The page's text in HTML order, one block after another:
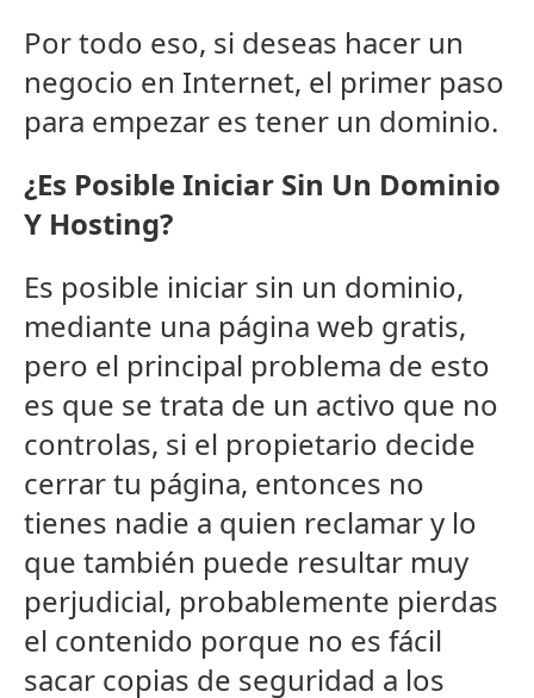
Por todo eso, si deseas hacer un
negocio en Internet, el primer paso
para empezar es tener un dominio.
¿Es Posible Iniciar Sin Un Dominio
Y Hosting?
Es posible iniciar sin un dominio,
mediante una página web gratis,
pero el principal problema de esto
es que se trata de un activo que no
controlas, si el propietario decide
cerrar tu página, entonces no
tienes nadie a quien reclamar y lo
que también puede resultar muy
perjudicial, probablemente pierdas
el contenido porque no es fácil
sacar copias de seguridad a los